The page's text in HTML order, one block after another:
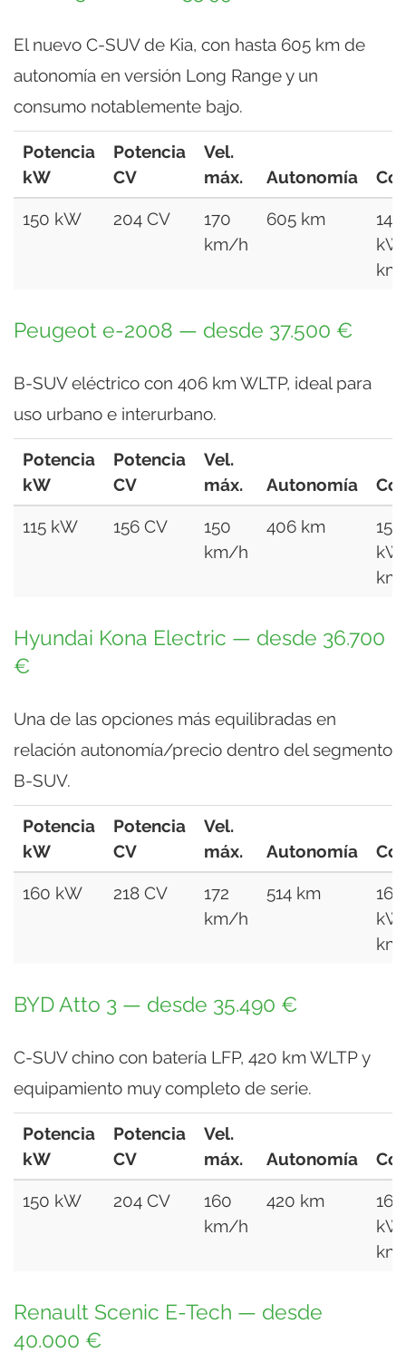
El nuevo C-SUV de Kia, con hasta 605 km de
autonomía en versión Long Range y un
consumo notablemente bajo.
Potencia
kW
Potencia
CV
Vel.
máx.
Autonomía
150 kW 204 CV
170
km/h
605 km
14,9
km
Peugeot e-2008 — desde 37.500 €
B-SUV eléctrico con 406 km WLTP, ideal para
uso urbano e interurbano.
Potencia
kW
Potencia
CV
Vel.
máx.
Autonomía
115 kW 156 CV
150
km/h
406 km
15,4
km
Hyundai Kona Electric — desde 36.700
€
Una de las opciones más equilibradas en
relación autonomía/precio dentro del segmento
B-SUV.
Potencia
kW
Potencia
CV
Vel.
máx.
Autonomía
160 kW 218 CV
172
km/h
514 km
16,6
km
BYD Atto 3 — desde 35.490 €
C-SUV chino con batería LFP, 420 km WLTP y
equipamiento muy completo de serie.
Potencia
kW
Potencia
CV
Vel.
máx.
Autonomía
150 kW 204 CV
160
km/h
420 km
km
Renault Scenic E-Tech — desde
40.000 €